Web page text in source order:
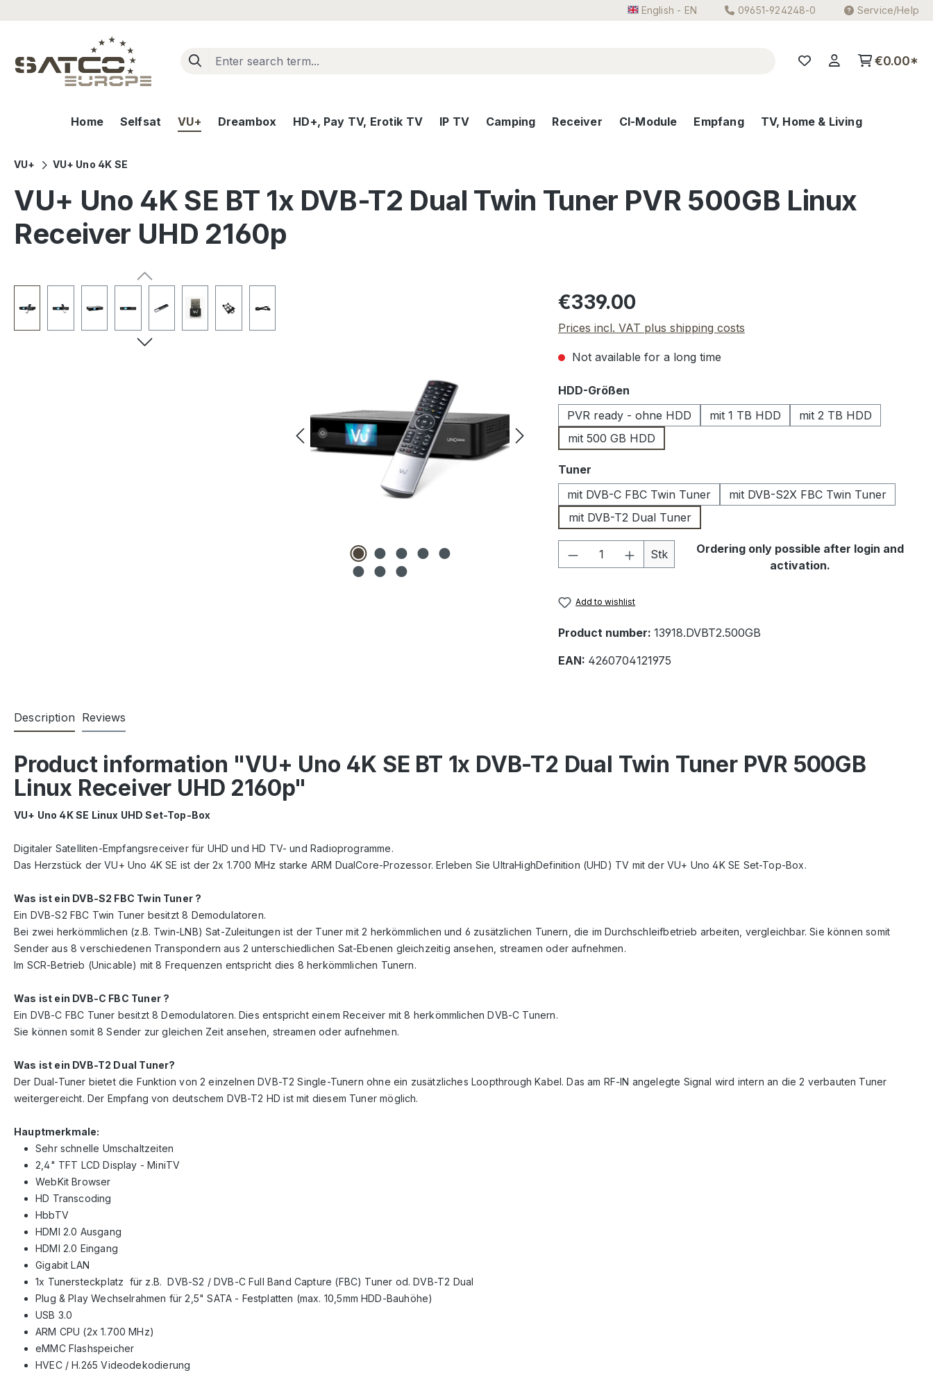
English - EN 09651-924248-0 Service/Help
€0.00*
Home Selfsat VU+ Dreambox HD+, Pay TV, Erotik TV IP TV Camping Receiver CI-Module Empfang TV, Home & Living
VU+ VU+ Uno 4K SE
VU+ Uno 4K SE BT 1x DVB-T2 Dual Twin Tuner PVR 500GB Linux
Receiver UHD 2160p
Regular price:
€339.00
Prices incl. VAT plus shipping costs
Not available for a long time
Select
HDD-Größen
PVR ready - ohne HDD
mit 1 TB HDD
mit 2 TB HDD
mit 500 GB HDD
Select
Tuner
mit DVB-C FBC Twin Tuner
mit DVB-S2X FBC Twin Tuner
mit DVB-T2 Dual Tuner
Product Quantity: Enter the desired amount
Stk
Ordering only possible after login and
activation.
Add to wishlist
Product number: 13918.DVBT2.500GB
EAN: 4260704121975
Description Reviews
Product information "VU+ Uno 4K SE BT 1x DVB-T2 Dual Twin Tuner PVR 500GB
Linux Receiver UHD 2160p"
VU+ Uno 4K SE Linux UHD Set-Top-Box
Digitaler Satelliten-Empfangsreceiver für UHD und HD TV- und Radioprogramme.
Das Herzstück der VU+ Uno 4K SE ist der 2x 1.700 MHz starke ARM DualCore-Prozessor. Erleben Sie UltraHighDefinition (UHD) TV mit der VU+ Uno 4K SE Set-Top-Box.
Was ist ein DVB-S2 FBC Twin Tuner ?
Ein DVB-S2 FBC Twin Tuner besitzt 8 Demodulatoren.
Bei zwei herkömmlichen (z.B. Twin-LNB) Sat-Zuleitungen ist der Tuner mit 2 herkömmlichen und 6 zusätzlichen Tunern, die im Durchschleifbetrieb arbeiten, vergleichbar. Sie können somit
Sender aus 8 verschiedenen Transpondern aus 2 unterschiedlichen Sat-Ebenen gleichzeitig ansehen, streamen oder aufnehmen.
Im SCR-Betrieb (Unicable) mit 8 Frequenzen entspricht dies 8 herkömmlichen Tunern.
Was ist ein DVB-C FBC Tuner ?
Ein DVB-C FBC Tuner besitzt 8 Demodulatoren. Dies entspricht einem Receiver mit 8 herkömmlichen DVB-C Tunern.
Sie können somit 8 Sender zur gleichen Zeit ansehen, streamen oder aufnehmen.
Was ist ein DVB-T2 Dual Tuner?
Der Dual-Tuner bietet die Funktion von 2 einzelnen DVB-T2 Single-Tunern ohne ein zusätzliches Loopthrough Kabel. Das am RF-IN angelegte Signal wird intern an die 2 verbauten Tuner
weitergereicht. Der Empfang von deutschem DVB-T2 HD ist mit diesem Tuner möglich.
Hauptmerkmale:
Sehr schnelle Umschaltzeiten
2,4" TFT LCD Display - MiniTV
WebKit Browser
HD Transcoding
HbbTV
HDMI 2.0 Ausgang
HDMI 2.0 Eingang
Gigabit LAN
1x Tunersteckplatz für z.B. DVB-S2 / DVB-C Full Band Capture (FBC) Tuner od. DVB-T2 Dual
Plug & Play Wechselrahmen für 2,5" SATA - Festplatten (max. 10,5mm HDD-Bauhöhe)
USB 3.0
ARM CPU (2x 1.700 MHz)
eMMC Flashspeicher
HVEC / H.265 Videodekodierung